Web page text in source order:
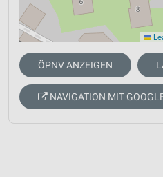
ÖPNV ANZEIGEN
NAVIGATION MIT